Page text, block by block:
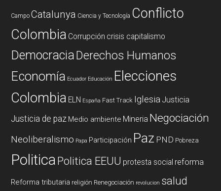
Campo Catalunya Ciencia y Tecnología Conflicto
Colombia Corrupción crisis capitalismo
DemocraciaDerechos Humanos
Economía Ecuador Educación Elecciones
Colombia ELN España Fast Track Iglesia Justicia
Justicia de paz Medio ambiente Mineria Negociación
Neoliberalismo Papa Participación Paz PND Pobreza
PoliticaPolitica EEUU protesta social reforma
Reforma tributaria religión Renegociación revolucion salud